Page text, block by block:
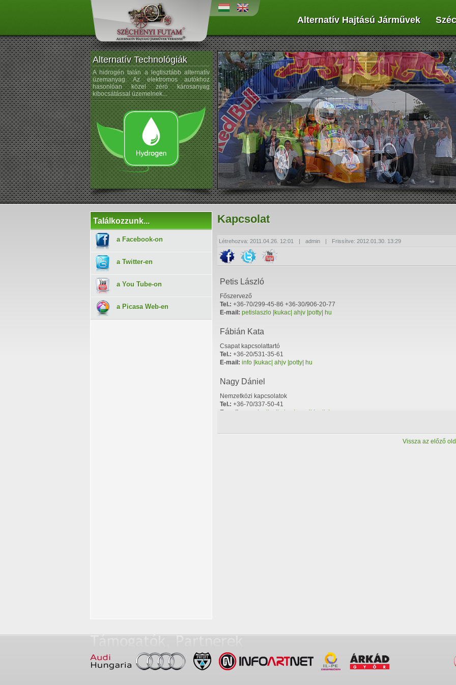
Alternatív Hajtású Járművek
Alternatív Technológiák
árammal hajtott autók ötlete
Porsche az 1900-as évek
kerékagymotorral
gyártott...
A hidrogén talán a legtisztább alternatív
üzemanyag. Az elektromos autókhoz
hasonlóan közel zéró károsanyag
kibocsátással üzemelnek...
A napenergiát az űrtechnológiában
kezdték alkalmazni, és az autógyártásban
sem újdonság a napelemek használata...
Működési elvük, hogy sűrített levegőt
hordoznak egy, vagy több palackban,
amivel munkahengerekben dugattyúkat
vagy légmotort hajtanak meg...
Találkozzunk...
a Facebook-on
a Twitter-en
a You Tube-on
a Picasa Web-en
Kapcsolat
Létrehozva: 2011.04.26. 12:01 | admin | Frissítve: 2012.01.30. 13:29
Petis László
Főszervező
Tel.: +36-70/299-45-86 +36-30/906-20-77
E-mail: petislaszlo |kukac| ahjv |potty| hu
Fábián Kata
Csapat kapcsolattartó
Tel.: +36-20/531-35-61
E-mail: info |kukac| ahjv |potty| hu
Nagy Dániel
Nemzetközi kapcsolatok
Tel.: +36-70/337-50-41
E-mail:
nagydanika |kukac| gmail |potty|
Vissza az előző